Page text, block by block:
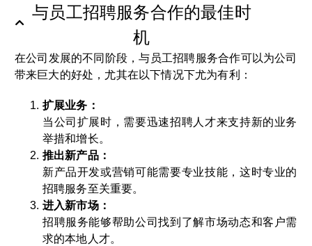
与员工招聘服务合作的最佳时
机
在公司发展的不同阶段，与员工招聘服务合作可以为公司
带来巨大的好处，尤其在以下情况下尤为有利：
扩展业务：
当公司扩展时，需要迅速招聘人才来支持新的业务
举措和增长。
推出新产品：
新产品开发或营销可能需要专业技能，这时专业的
招聘服务至关重要。
进入新市场：
招聘服务能够帮助公司找到了解市场动态和客户需
求的本地人才。